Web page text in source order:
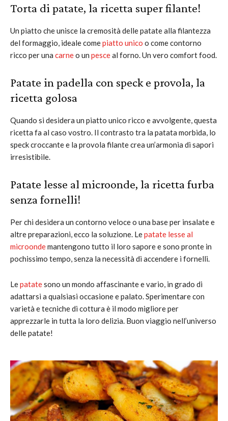
Torta di patate, la ricetta super filante!
Un piatto che unisce la cremosità delle patate alla filantezza
del formaggio, ideale comepiatto unico o come contorno
ricco per una carneo un pesceal forno. Un vero comfort food.
Patate in padella con speck e provola, la
ricetta golosa
Quando si desidera un piatto unico ricco e avvolgente, questa
ricetta fa al caso vostro. Il contrasto tra la patata morbida, lo
speck croccante e la provola filante crea un’armonia di sapori
irresistibile.
Patate lesse al microonde, la ricetta furba
senza fornelli!
Per chi desidera un contorno veloce o una base per insalate e
altre preparazioni, ecco la soluzione. Lepatate lesse al
microondemantengono tutto il loro sapore e sono pronte in
pochissimo tempo, senza la necessità di accendere i fornelli.
Lepatatesono un mondo affascinante e vario, in grado di
adattarsi a qualsiasi occasione e palato. Sperimentare con
varietà e tecniche di cottura è il modo migliore per
apprezzarle in tutta la loro delizia. Buon viaggio nell’universo
delle patate!